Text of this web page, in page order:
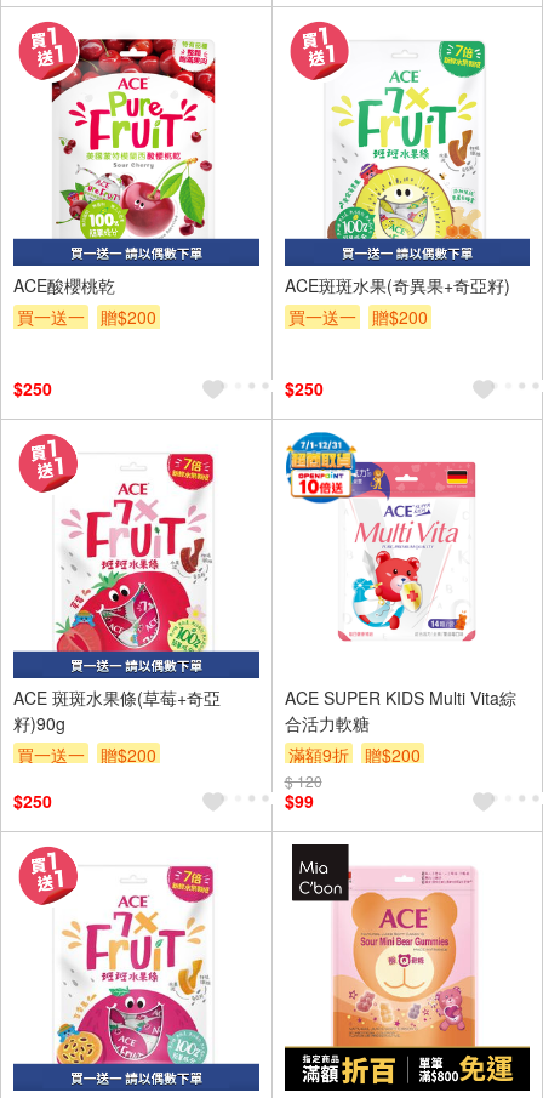
ACE酸櫻桃乾
買一送一
贈$200
$250
ACE斑斑水果(奇異果+奇亞籽)
買一送一
贈$200
$250
ACE 斑斑水果條(草莓+奇亞
籽)90g
買一送一
贈$200
$250
ACE SUPER KIDS Multi Vita綜
合活力軟糖
滿額9折
贈$200
$ 120
$99